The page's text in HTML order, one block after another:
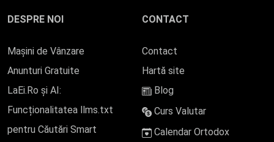
DESPRE NOI
Mașini de Vânzare
Anunturi Gratuite
LaEi.Ro și AI:
Funcționalitatea llms.txt
pentru Căutări Smart
CONTACT
Contact
Hartă site
Blog
Curs Valutar
Calendar Ortodox